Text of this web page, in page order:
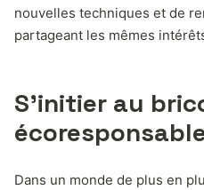
nouvelles techniques et de
partageant les mêmes
S’initier au
Dans un monde de plus en